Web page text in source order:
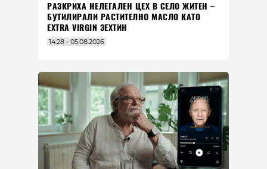
РАЗКРИХА НЕЛЕГАЛЕН ЦЕХ В СЕЛО ЖИТЕН –
БУТИЛИРАЛИ РАСТИТЕЛНО МАСЛО КАТО
EXTRA VIRGIN ЗЕХТИН
14:28 - 05.08.2026